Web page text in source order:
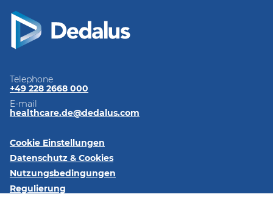
Telephone
+49 228 2668 000
E-mail
healthcare.de@dedalus.com
Cookie Einstellungen
Datenschutz & Cookies
Nutzungsbedingungen
Regulierung